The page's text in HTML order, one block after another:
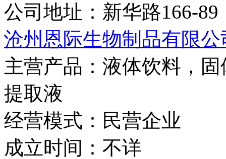
公司地址： 新华路166-89
沧州恩际生物制品有限公
主营产品： 液体饮料，
提取液
经营模式： 民营企业
成立时间： 不详